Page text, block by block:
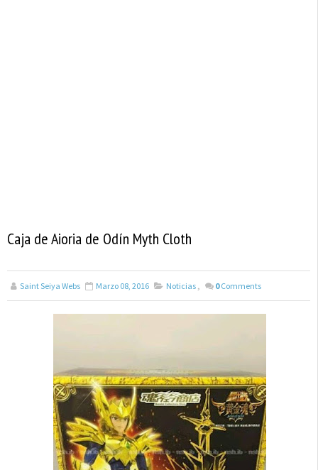
Caja de Aioria de Odín Myth Cloth
Saint Seiya Webs Marzo 08, 2016 Noticias , 0 Comments